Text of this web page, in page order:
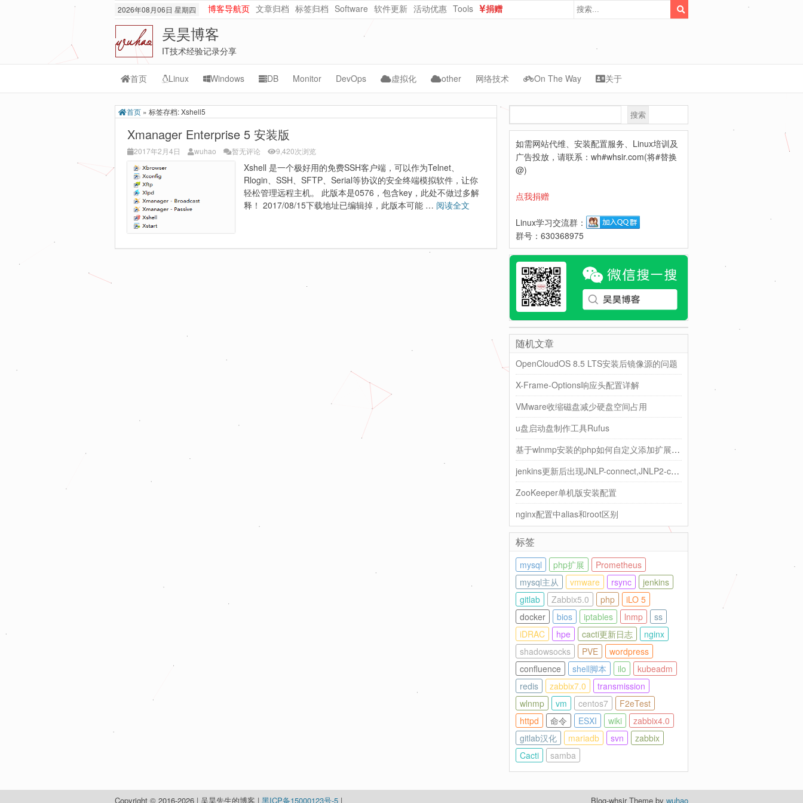
2026年08月06日 星期四 博客导航页 文章归档 标签归档 Software 软件更新 活动优惠 Tools
捐赠
吴昊博客
IT技术经验记录分享
首页 Linux
Transmission
lnmp
git-svn
Windows DB
MySQL
MongoDB
Monitor
Cacti
Grafana
Prometheus
Lepus
DevOps
Jenkins
ceph
python
虚拟化
vmware
OpenNebula
other
AI
Website-Data
Nextcloud
hpe
网络技术
CMS
synology
On The Way 关于
首页 » 标签存档: Xshell5
Xmanager Enterprise 5 安装版
2017年2月4日 wuhao 暂无评论 9,420次浏览
Xshell 是一个极好用的免费SSH客户端，可以作为Telnet、
Rlogin、SSH、SFTP、Serial等协议的安全终端模拟软件，让你
轻松管理远程主机。 此版本是0576，包含key，此处不做过多解
释！ 2017/08/15下载地址已编辑掉，此版本可能 … 阅读全文
索
搜索
如需网站代维、安装配置服务、Linux培训及
广告投放，请联系：wh#whsir.com(将#替换
@)
点我捐赠
Linux学习交流群：
群号：630368975
随机文章
OpenCloudOS 8.5 LTS安装后镜像源的问题
X-Frame-Options响应头配置详解
VMware收缩磁盘减少硬盘空间占用
u盘启动盘制作工具Rufus
基于wlnmp安装的php如何自定义添加扩展模块
jenkins更新后出现JNLP-connect,JNLP2-connect警告
ZooKeeper单机版安装配置
nginx配置中alias和root区别
标签
mysql php扩展
Prometheus
mysql主从
vmware rsync
jenkins
gitlab
Zabbix5.0 php
iLO 5
docker
bios iptables lnmp
ss
iDRAC
hpe cacti更新日志
nginx
shadowsocks
PVE
wordpress
confluence
shell脚本 ilo
kubeadm
redis
zabbix7.0
transmission
wlnmp
vm centos7
F2eTest
httpd
命令 ESXI wiki
zabbix4.0
gitlab汉化
mariadb svn
zabbix
Cacti
samba
Copyright © 2016-2026 | 吴昊先生的博客 | 黑ICP备15000123号-5 | Blog-whsir Theme by wuhao